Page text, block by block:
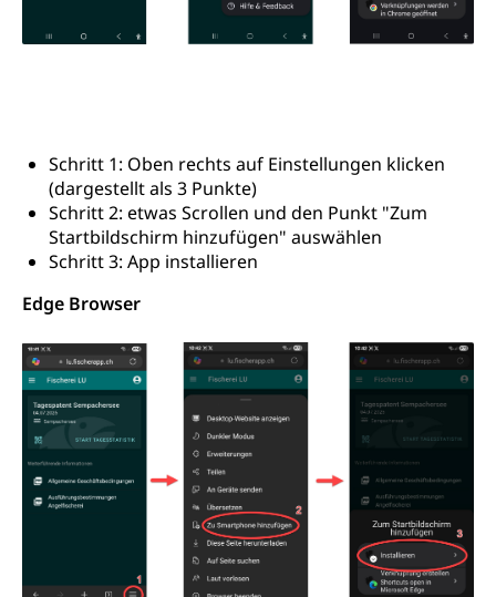
Schritt 1: Oben rechts auf Einstellungen klicken
(dargestellt als 3 Punkte)
Schritt 2: etwas Scrollen und den Punkt "Zum
Startbildschirm hinzufügen" auswählen
Schritt 3: App installieren
Edge Browser